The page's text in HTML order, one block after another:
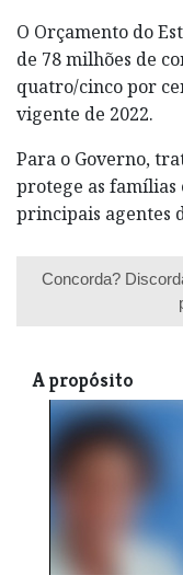
O Orçamento do
de 78 milhões de
quatro/cinco por
vigente de 2022.
Para o Governo,
protege as famílias
principais agentes
Concorda?
A propósito